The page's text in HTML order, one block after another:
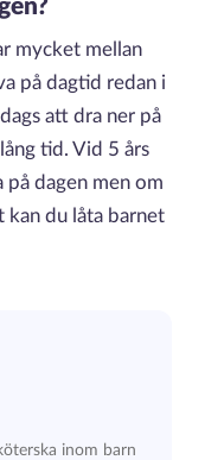
mycket mellan
på dagtid redan i
att dra ner på
tid. Vid 5 års
på dagen men om
du låta barnet
inom barn